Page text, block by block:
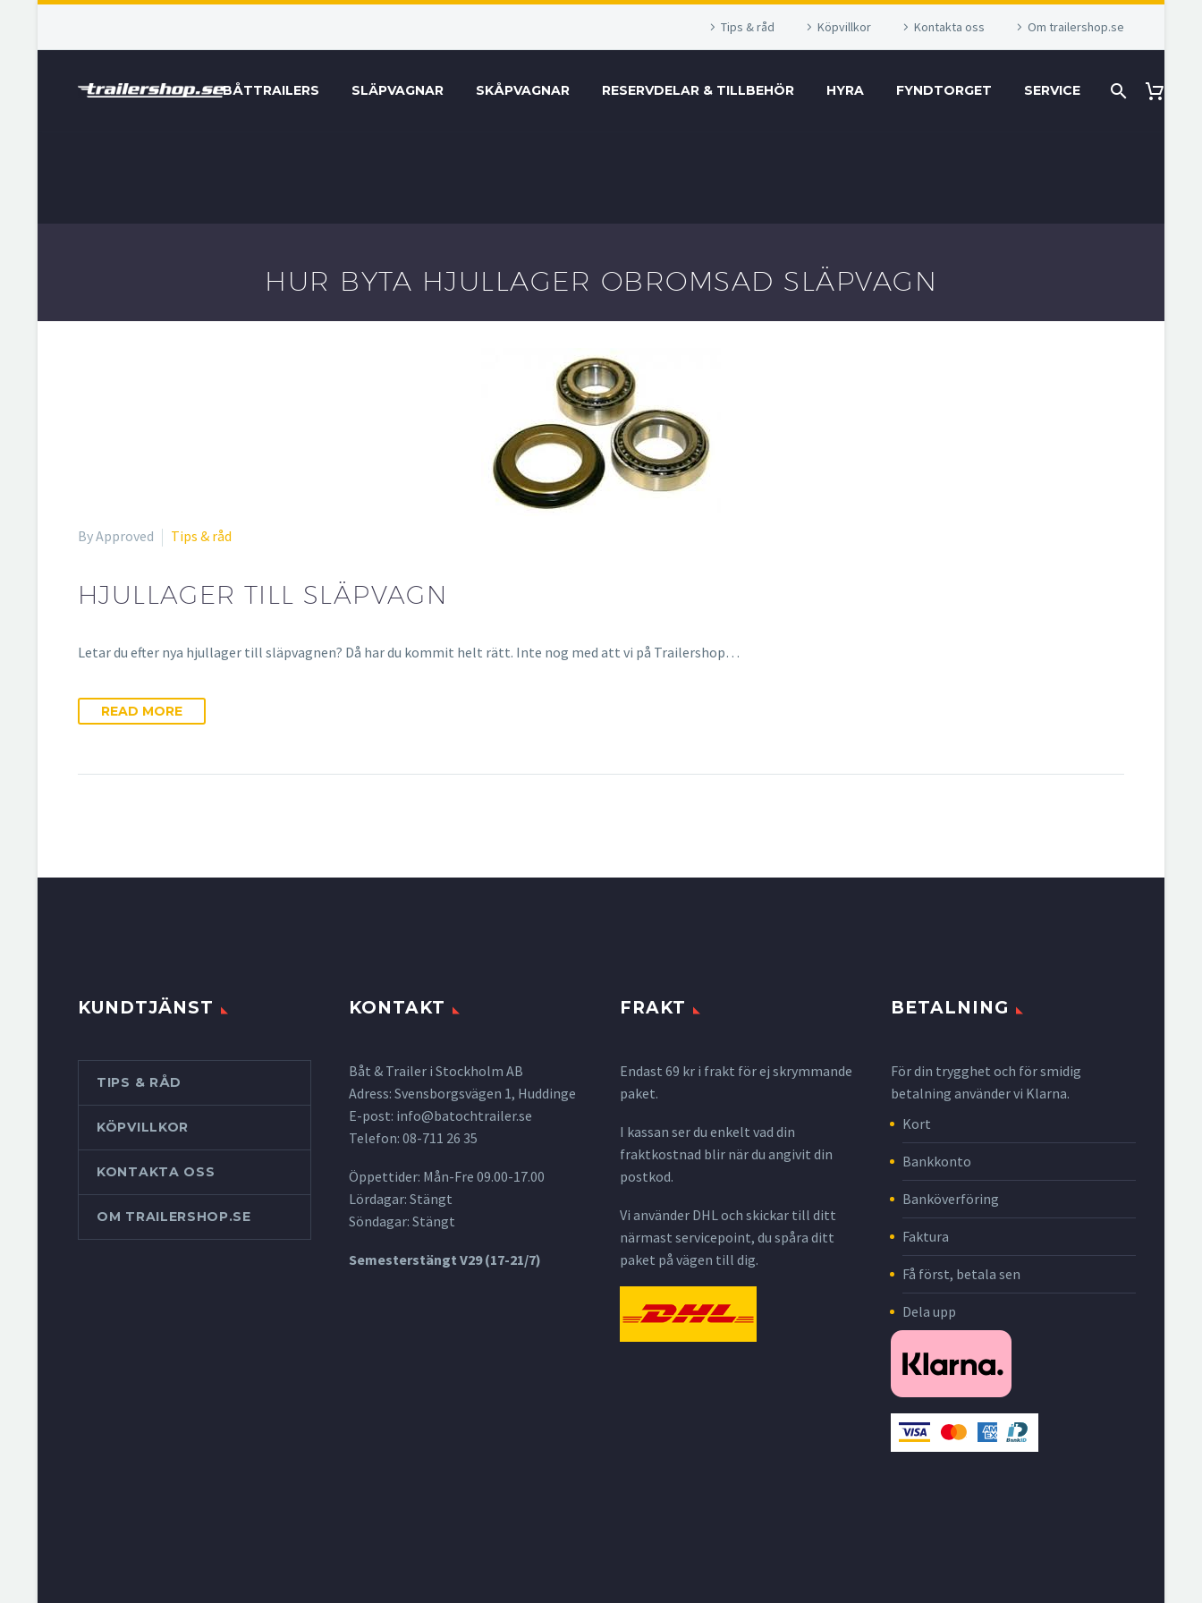
Tips & råd Köpvillkor Kontakta oss Om trailershop.se
BÅTTRAILERS SLÄPVAGNAR SKÅPVAGNAR RESERVDELAR & TILLBEHÖR HYRA FYNDTORGET SERVICE
HUR BYTA HJULLAGER OBROMSAD SLÄPVAGN
By Approved Tips & råd
HJULLAGER TILL SLÄPVAGN
Letar du efter nya hjullager till släpvagnen? Då har du kommit helt rätt. Inte nog med att vi på Trailershop…
READ MORE
KUNDTJÄNST
TIPS & RÅD
KÖPVILLKOR
KONTAKTA OSS
OM TRAILERSHOP.SE
KONTAKT
Båt & Trailer i Stockholm AB
Adress: Svensborgsvägen 1, Huddinge
E-post: info@batochtrailer.se
Telefon: 08-711 26 35
Öppettider: Mån-Fre 09.00-17.00
Lördagar: Stängt
Söndagar: Stängt
Semesterstängt V29 (17-21/7)
FRAKT
Endast 69 kr i frakt för ej skrymmande
paket.
I kassan ser du enkelt vad din
fraktkostnad blir när du angivit din
postkod.
Vi använder DHL och skickar till ditt
närmast servicepoint, du spåra ditt
paket på vägen till dig.
BETALNING
För din trygghet och för smidig
betalning använder vi Klarna.
Kort
Bankkonto
Banköverföring
Faktura
Få först, betala sen
Dela upp